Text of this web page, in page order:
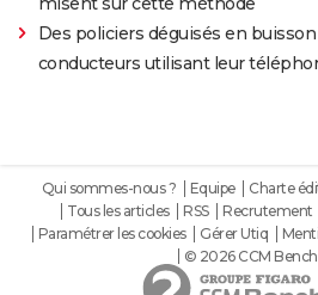
Des policiers déguisés en
conducteurs utilisant leur
Qui sommes-nous ? Equipe Charte
Tous les articles
RSS Recrutement
Paramétrer les cookies
Gérer Utiq
© 2026 CCM